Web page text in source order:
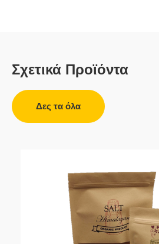
Σχετικά Προϊόντα
Δες τα όλα